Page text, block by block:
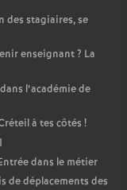
des stagiaires, se
enseignant? La
l’académie de
à tes côtés !
dans le métier
de déplacements des